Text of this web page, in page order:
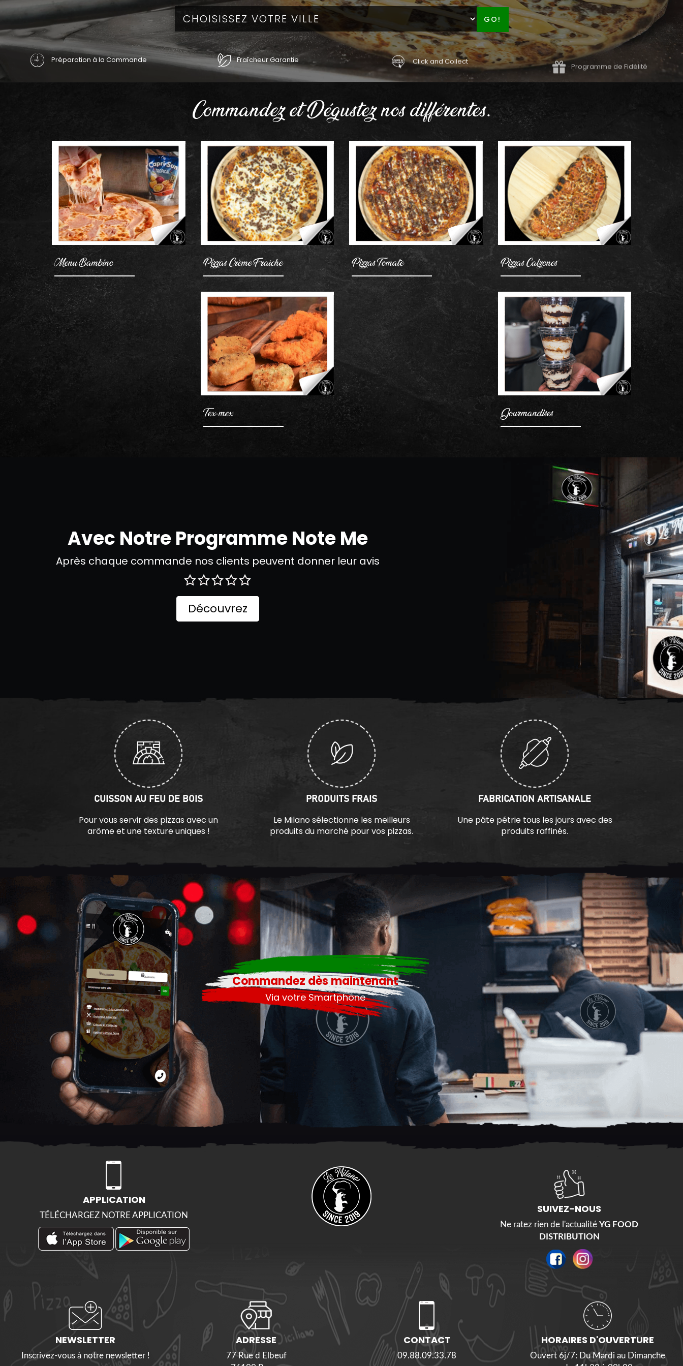
GO!
Préparation à la Commande Fraîcheur Garantie Click and Collect Programme de Fidélité
Commandez et Dégustez nos différentes.
Menu Bambino Pizzas Crème Fraîche Pizzas Tomate
AJOUTER
Pizzas Calzones
Tex-mex
AJOUTER
Gourmandises
Avec Notre Programme Note Me
Après chaque commande nos clients peuvent donner leur avis
Découvrez
CUISSON AU FEU DE BOIS
Pour vous servir des pizzas avec un
arôme et une texture uniques !
PRODUITS FRAIS
Le Milano sélectionne les meilleurs
produits du marché pour vos pizzas.
FABRICATION ARTISANALE
Une pâte pétrie tous les jours avec des
produits raffinés.
Commandez dès maintenant
Via votre Smartphone
APPLICATION
TÉLÉCHARGEZ NOTRE APPLICATION
SUIVEZ-NOUS
Ne ratez rien de l'actualité YG FOOD
DISTRIBUTION
NEWSLETTER
Inscrivez-vous à notre newsletter !
ADRESSE
77 Rue d Elbeuf
CONTACT
09.88.09.33.78
HORAIRES D'OUVERTURE
Ouvert 6j/7: Du Mardi au Dimanche